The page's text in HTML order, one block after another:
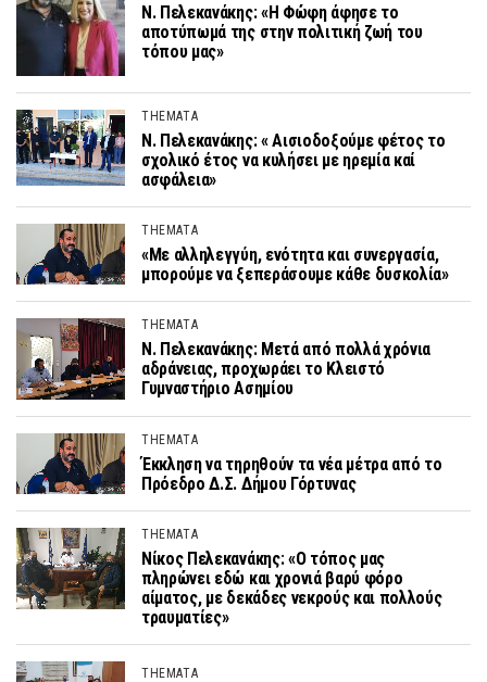
Ν. Πελεκανάκης: «Η Φώφη άφησε το
αποτύπωμά της στην πολιτική ζωή του
τόπου μας»
THEMATA
Ν. Πελεκανάκης: « Αισιοδοξούμε φέτος το
σχολικό έτος να κυλήσει με ηρεμία καί
ασφάλεια»
THEMATA
«Με αλληλεγγύη, ενότητα και συνεργασία,
μπορούμε να ξεπεράσουμε κάθε δυσκολία»
THEMATA
Ν. Πελεκανάκης: Μετά από πολλά χρόνια
αδράνειας, προχωράει το Κλειστό
Γυμναστήριο Ασημίου
THEMATA
Έκκληση να τηρηθούν τα νέα μέτρα από το
Πρόεδρο Δ.Σ. Δήμου Γόρτυνας
THEMATA
Νίκος Πελεκανάκης: «Ο τόπος μας
πληρώνει εδώ και χρονιά βαρύ φόρο
αίματος, με δεκάδες νεκρούς και πολλούς
τραυματίες»
THEMATA